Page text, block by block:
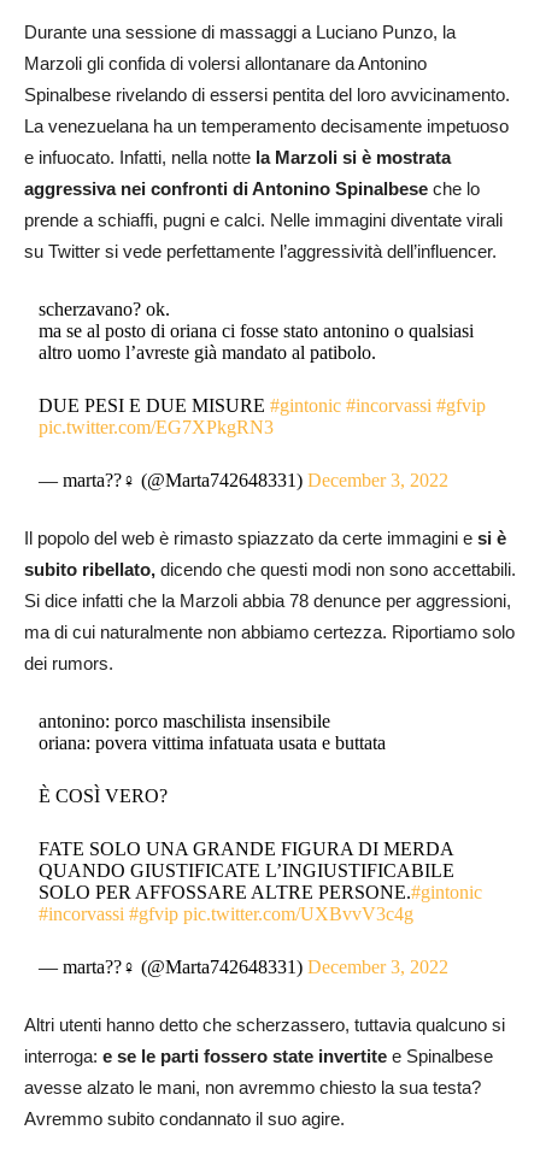
Durante una sessione di massaggi a Luciano Punzo, la
Marzoli gli confida di volersi allontanare da Antonino
Spinalbese rivelando di essersi pentita del loro avvicinamento.
La venezuelana ha un temperamento decisamente impetuoso
e infuocato. Infatti, nella notte la Marzoli si è mostrata
aggressiva nei confronti di Antonino Spinalbese che lo
prende a schiaffi, pugni e calci. Nelle immagini diventate virali
su Twitter si vede perfettamente l’aggressività dell’influencer.
scherzavano? ok.
ma se al posto di oriana ci fosse stato antonino o qualsiasi
altro uomo l’avreste già mandato al patibolo.
DUE PESI E DUE MISURE#gintonic #incorvassi #gfvip
pic.twitter.com/EG7XPkgRN3
— marta??‍♀️ (@Marta742648331)December 3, 2022
Il popolo del web è rimasto spiazzato da certe immagini e si è
subito ribellato, dicendo che questi modi non sono accettabili.
Si dice infatti che la Marzoli abbia 78 denunce per aggressioni,
ma di cui naturalmente non abbiamo certezza. Riportiamo solo
dei rumors.
antonino: porco maschilista insensibile
oriana: povera vittima infatuata usata e buttata
È COSÌ VERO?
FATE SOLO UNA GRANDE FIGURA DI MERDA
QUANDO GIUSTIFICATE L’INGIUSTIFICABILE
SOLO PER AFFOSSARE ALTRE PERSONE.#gintonic
#incorvassi #gfvip pic.twitter.com/UXBvvV3c4g
— marta??‍♀️ (@Marta742648331)December 3, 2022
Altri utenti hanno detto che scherzassero, tuttavia qualcuno si
interroga: e se le parti fossero state invertite e Spinalbese
avesse alzato le mani, non avremmo chiesto la sua testa?
Avremmo subito condannato il suo agire.